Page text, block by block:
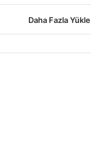
Daha Fazla Yükle